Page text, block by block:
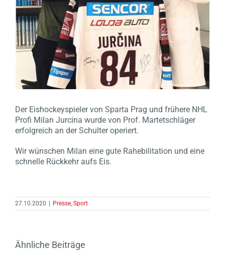
Der Eishockeyspieler von Sparta Prag und frühere NHL
Profi Milan Jurcina wurde von Prof. Martetschläger
erfolgreich an der Schulter operiert.
Wir wünschen Milan eine gute Rahebilitation und eine
schnelle Rückkehr aufs Eis.
27.10.2020 Presse, Sport
Ähnliche Beiträge